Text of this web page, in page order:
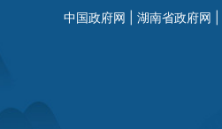
中国政府网 湖南省政府网